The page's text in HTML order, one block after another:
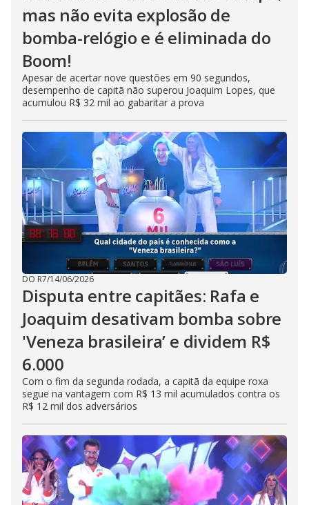
mas não evita explosão de
bomba-relógio e é eliminada do
Boom!
Apesar de acertar nove questões em 90 segundos,
desempenho de capitã não superou Joaquim Lopes, que
acumulou R$ 32 mil ao gabaritar a prova
DO R7/14/06/2026
Disputa entre capitães: Rafa e
Joaquim desativam bomba sobre
'Veneza brasileira’ e dividem R$
6.000
Com o fim da segunda rodada, a capitã da equipe roxa
segue na vantagem com R$ 13 mil acumulados contra os
R$ 12 mil dos adversários